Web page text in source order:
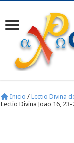
Inicio / Lectio Divina
Lectio Divina João 16, 23-